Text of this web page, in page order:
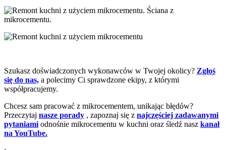
Szukasz doświadczonych wykonawców w Twojej okolicy? Zgłoś
się do nas, a polecimy Ci sprawdzone ekipy, z którymi
współpracujemy.
Chcesz sam pracować z mikrocementem, unikając błędów?
Przeczytaj nasze porady , zapoznaj się z najczęściej zadawanymi
pytaniami odnośnie mikrocementu w kuchni oraz śledź nasz kanał
na YouTube.